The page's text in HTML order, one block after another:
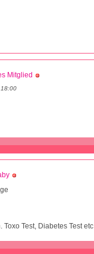
Mitglied
Test, Diabetes Test etc